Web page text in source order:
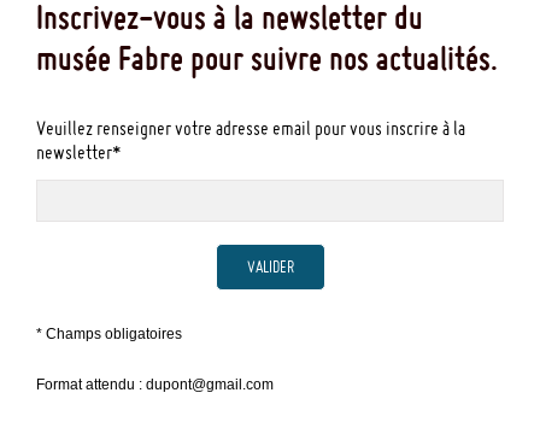
Inscrivez-vous à la newsletter du
musée Fabre pour suivre nos actualités.
Veuillez renseigner votre adresse email pour vous inscrire à la
newsletter*
VALIDER
* Champs obligatoires
Format attendu : dupont@gmail.com